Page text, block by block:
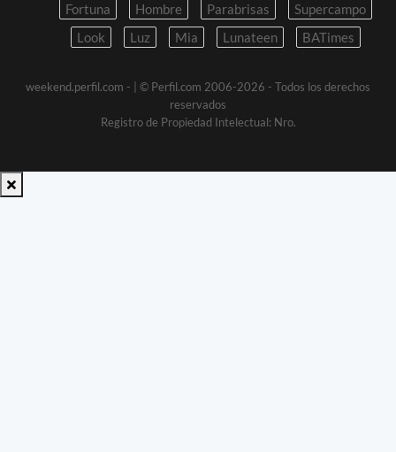
Fortuna
Hombre Parabrisas
Supercampo
Look
Luz Mia Lunateen BATimes
weekend.perfil.com -
| © Perfil.com 2006-2026 - Todos los derechos
reservados
Registro de Propiedad Intelectual: Nro.